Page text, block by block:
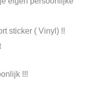
sticker ( Vinyl) !!
!!!